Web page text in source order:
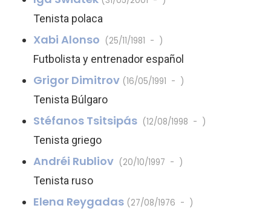
Tenista polaca
Xabi Alonso (25/11/1981 - )
Futbolista y entrenador español
Grigor Dimitrov (16/05/1991 - )
Tenista Búlgaro
Stéfanos Tsitsipás (12/08/1998 - )
Tenista griego
Andréi Rubliov (20/10/1997 - )
Tenista ruso
Elena Reygadas (27/08/1976 - )